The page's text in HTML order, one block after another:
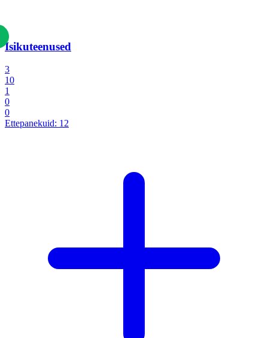
Isikuteenused
3
10
1
0
0
Ettepanekuid: 12